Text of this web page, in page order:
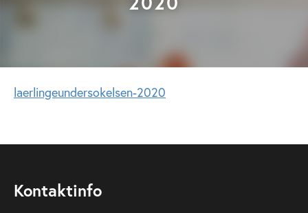
laerlingeundersokelsen-2020
Kontaktinfo